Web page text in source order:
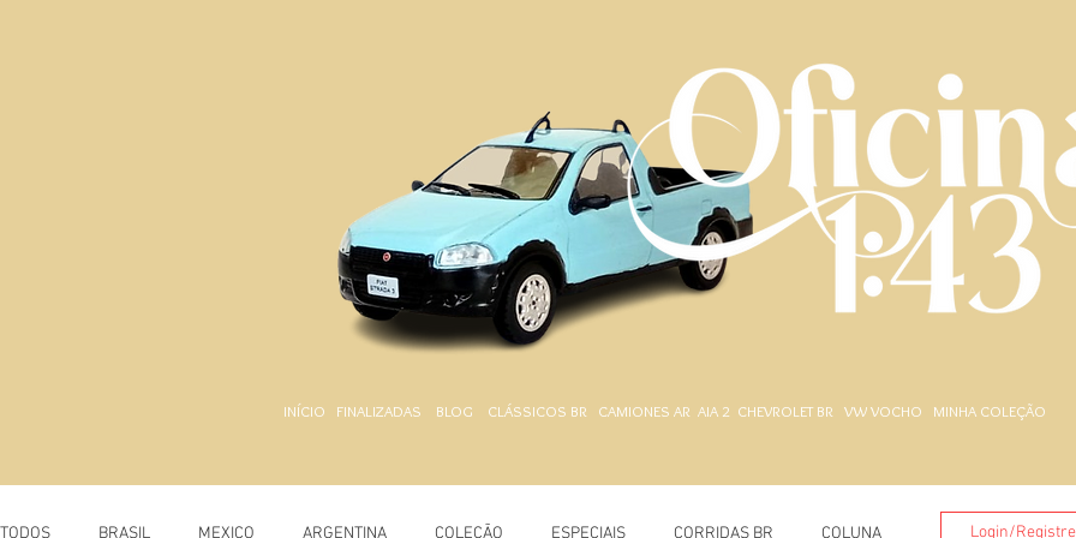
.
INÍCIO FINALIZADAS BLOG CLÁSSICOS BR CAMIONES AR AIA 2 CHEVROLET BR VW VOCHO MINHA COLEÇÃO
TODOS BRASIL MEXICO ARGENTINA COLEÇÃO ESPECIAIS CORRIDAS BR COLUNA Login/